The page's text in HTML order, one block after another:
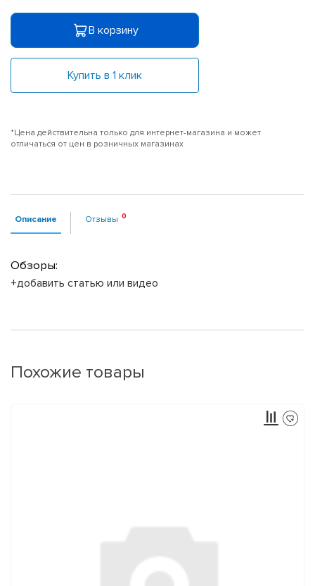
В корзину
Купить в 1 клик
*Цена действительна только для интернет-магазина и может
отличаться от цен в розничных магазинах
Описание Отзывы
Обзоры:
+добавить статью или видео
Похожие товары